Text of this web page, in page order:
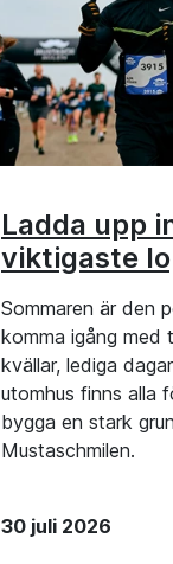
Ladda upp
viktigaste
Sommaren är den
komma igång med
kvällar, lediga
utomhus finns alla
bygga en stark
Mustaschmilen.
30 juli 2026